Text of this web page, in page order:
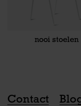
nooi stoelen
Contact